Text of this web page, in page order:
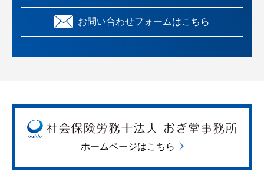
お問い合わせフォームはこちら
ホームページはこちら